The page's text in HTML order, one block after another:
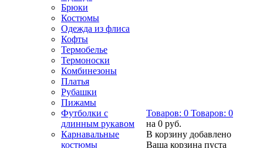
Брюки
Костюмы
Одежда из флиса
Кофты
Термобелье
Термоноски
Комбинезоны
Платья
Рубашки
Пижамы
Футболки с
длинным рукавом
Карнавальные
костюмы
Товаров: 0 Товаров: 0
на 0 руб.
В корзину добавлено
Ваша корзина пуста